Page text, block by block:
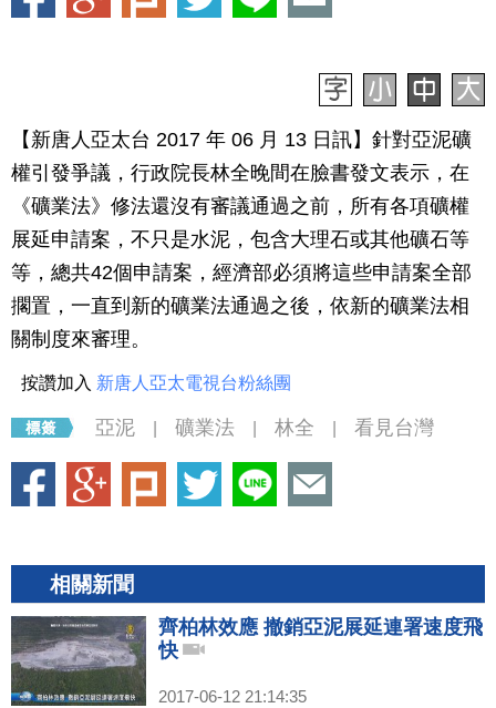
【新唐人亞太台 2017 年 06 月 13 日訊】針對亞泥礦
權引發爭議，行政院長林全晚間在臉書發文表示，在
《礦業法》修法還沒有審議通過之前，所有各項礦權
展延申請案，不只是水泥，包含大理石或其他礦石等
等，總共42個申請案，經濟部必須將這些申請案全部
擱置，一直到新的礦業法通過之後，依新的礦業法相
關制度來審理。
按讚加入 新唐人亞太電視台粉絲團
亞泥 礦業法 林全 看見台灣
相關新聞
齊柏林效應 撤銷亞泥展延連署速度飛
快
2017-06-12 21:14:35